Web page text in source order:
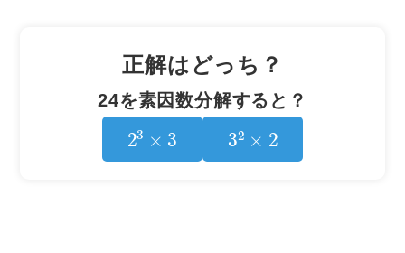
正解はどっち？
24を素因数分解すると？
23 3 32 2